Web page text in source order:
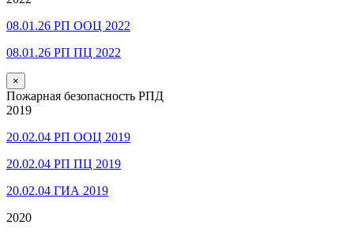
08.01.26 РП ООЦ 2022
08.01.26 РП ПЦ 2022
×
Пожарная безопасность РПД
2019
20.02.04 РП ООЦ 2019
20.02.04 РП ПЦ 2019
20.02.04 ГИА 2019
2020